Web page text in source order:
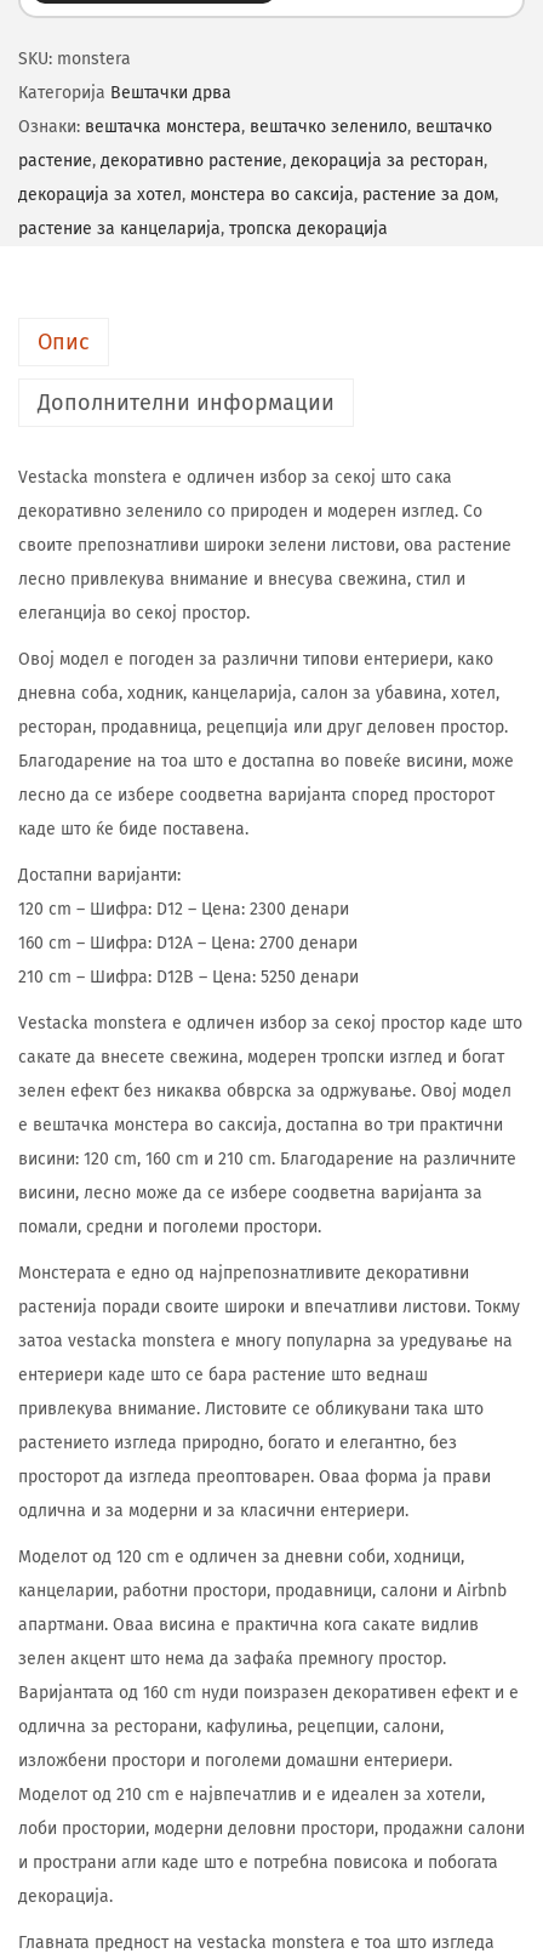
SKU: monstera
Категорија Вештачки дрва
Ознаки: вештачка монстера, вештачко зеленило, вештачко
растение, декоративно растение, декорација за ресторан,
декорација за хотел, монстера во саксија, растение за дом,
растение за канцеларија, тропска декорација
Опис
Дополнителни информации
Vestacka monstera е одличен избор за секој што сака
декоративно зеленило со природен и модерен изглед. Со
своите препознатливи широки зелени листови, ова растение
лесно привлекува внимание и внесува свежина, стил и
елеганција во секој простор.
Овој модел е погоден за различни типови ентериери, како
дневна соба, ходник, канцеларија, салон за убавина, хотел,
ресторан, продавница, рецепција или друг деловен простор.
Благодарение на тоа што е достапна во повеќе висини, може
лесно да се избере соодветна варијанта според просторот
каде што ќе биде поставена.
Достапни варијанти:
120 cm – Шифра: D12 – Цена: 2300 денари
160 cm – Шифра: D12A – Цена: 2700 денари
210 cm – Шифра: D12B – Цена: 5250 денари
Vestacka monstera е одличен избор за секој простор каде што
сакате да внесете свежина, модерен тропски изглед и богат
зелен ефект без никаква обврска за одржување. Овој модел
е вештачка монстера во саксија, достапна во три практични
висини: 120 cm, 160 cm и 210 cm. Благодарение на различните
висини, лесно може да се избере соодветна варијанта за
помали, средни и поголеми простори.
Монстерата е едно од најпрепознатливите декоративни
растенија поради своите широки и впечатливи листови. Токму
затоа vestacka monstera е многу популарна за уредување на
ентериери каде што се бара растение што веднаш
привлекува внимание. Листовите се обликувани така што
растението изгледа природно, богато и елегантно, без
просторот да изгледа преоптоварен. Оваа форма ја прави
одлична и за модерни и за класични ентериери.
Моделот од 120 cm е одличен за дневни соби, ходници,
канцеларии, работни простори, продавници, салони и Airbnb
апартмани. Оваа висина е практична кога сакате видлив
зелен акцент што нема да зафаќа премногу простор.
Варијантата од 160 cm нуди поизразен декоративен ефект и е
одлична за ресторани, кафулиња, рецепции, салони,
изложбени простори и поголеми домашни ентериери.
Моделот од 210 cm е највпечатлив и е идеален за хотели,
лоби простории, модерни деловни простори, продажни салони
и пространи агли каде што е потребна повисока и побогата
декорација.
Главната предност на vestacka monstera е тоа што изгледа